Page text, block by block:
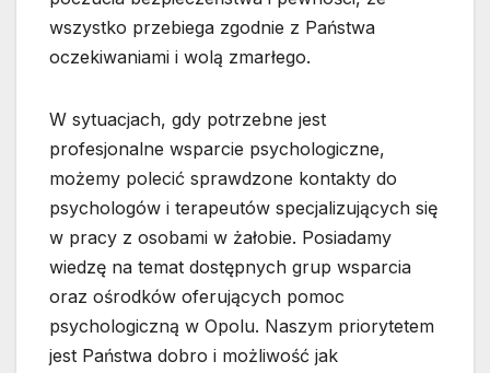
wszystko przebiega zgodnie z Państwa
oczekiwaniami i wolą zmarłego.
W sytuacjach, gdy potrzebne jest
profesjonalne wsparcie psychologiczne,
możemy polecić sprawdzone kontakty do
psychologów i terapeutów specjalizujących się
w pracy z osobami w żałobie. Posiadamy
wiedzę na temat dostępnych grup wsparcia
oraz ośrodków oferujących pomoc
psychologiczną w Opolu. Naszym priorytetem
jest Państwa dobro i możliwość jak